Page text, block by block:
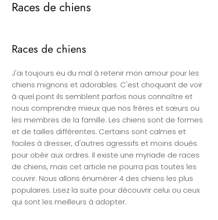
Races de chiens
Races de chiens
J'ai toujours eu du mal à retenir mon amour pour les
chiens mignons et adorables. C'est choquant de voir
à quel point ils semblent parfois nous connaître et
nous comprendre mieux que nos frères et sœurs ou
les membres de la famille. Les chiens sont de formes
et de tailles différentes. Certains sont calmes et
faciles à dresser, d'autres agressifs et moins doués
pour obéir aux ordres. Il existe une myriade de races
de chiens, mais cet article ne pourra pas toutes les
couvrir. Nous allons énumérer 4 des chiens les plus
populaires. Lisez la suite pour découvrir celui ou ceux
qui sont les meilleurs à adopter.